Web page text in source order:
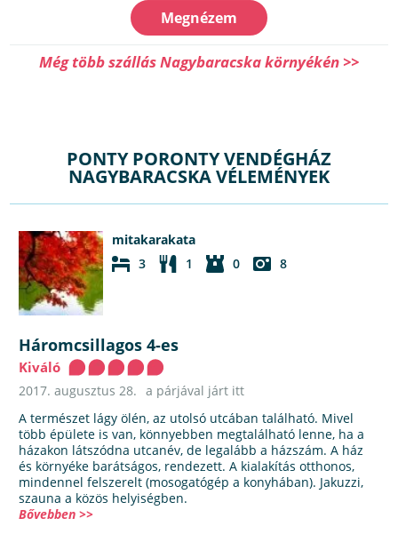
Megnézem
Még több szállás Nagybaracska környékén >>
PONTY PORONTY VENDÉGHÁZ
NAGYBARACSKA VÉLEMÉNYEK
mitakarakata
3
1 0 8
Háromcsillagos 4-es
Kiváló
2017. augusztus 28. a párjával járt itt
A természet lágy ölén, az utolsó utcában található. Mivel
több épülete is van, könnyebben megtalálható lenne, ha a
házakon látszódna utcanév, de legalább a házszám. A ház
és környéke barátságos, rendezett. A kialakítás otthonos,
mindennel felszerelt (mosogatógép a konyhában). Jakuzzi,
szauna a közös helyiségben.
Bővebben >>